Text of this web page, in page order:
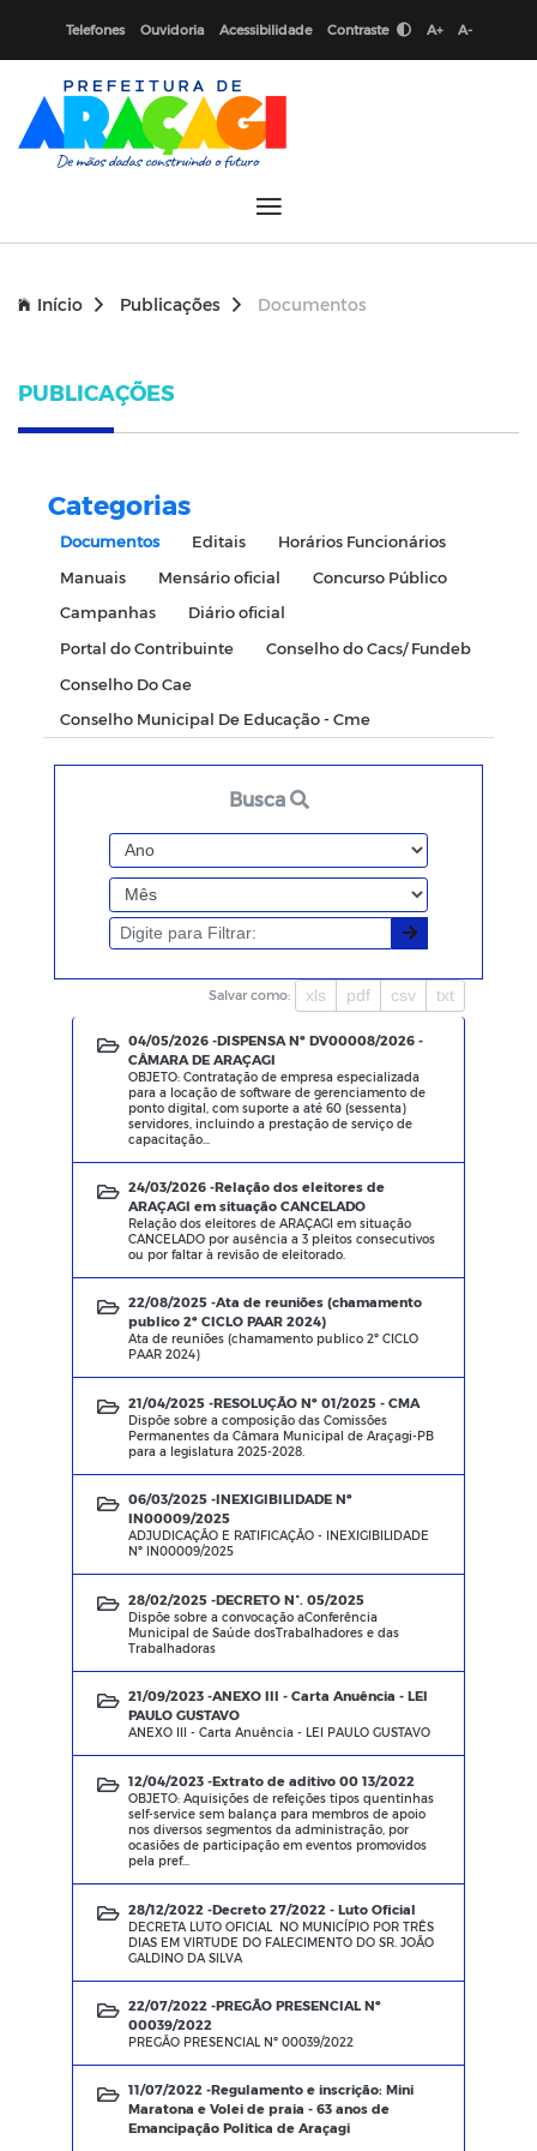
Telefones Ouvidoria Acessibilidade Contraste A+ A-
Início Publicações Documentos
PUBLICAÇÕES
Categorias
Documentos Editais
Horários Funcionários
Manuais
Mensário oficial
Concurso Público
Campanhas
Diário oficial
Portal do Contribuinte
Conselho do Cacs/ Fundeb
Conselho Do Cae
Conselho Municipal De Educação - Cme
Busca
Salvar como: xls pdf csv txt
04/05/2026 -DISPENSA Nº DV00008/2026 -
CÂMARA DE ARAÇAGI
OBJETO: Contratação de empresa especializada
para a locação de software de gerenciamento de
ponto digital, com suporte a até 60 (sessenta)
servidores, incluindo a prestação de serviço de
capacitação...
24/03/2026 -Relação dos eleitores de
ARAÇAGI em situação CANCELADO
Relação dos eleitores de ARAÇAGI em situação
CANCELADO por ausência a 3 pleitos consecutivos
ou por faltar à revisão de eleitorado.
22/08/2025 -Ata de reuniões (chamamento
publico 2º CICLO PAAR 2024)
Ata de reuniões (chamamento publico 2º CICLO
PAAR 2024)
21/04/2025 -RESOLUÇÃO Nº 01/2025 - CMA
Dispõe sobre a composição das Comissões
Permanentes da Câmara Municipal de Araçagi-PB
para a legislatura 2025-2028.
06/03/2025 -INEXIGIBILIDADE Nº
IN00009/2025
ADJUDICAÇÃO E RATIFICAÇÃO - INEXIGIBILIDADE
Nº IN00009/2025
28/02/2025 -DECRETO N°. 05/2025
Dispõe sobre a convocação aConferência
Municipal de Saúde dosTrabalhadores e das
Trabalhadoras
21/09/2023 -ANEXO III - Carta Anuência - LEI
PAULO GUSTAVO
ANEXO III - Carta Anuência - LEI PAULO GUSTAVO
12/04/2023 -Extrato de aditivo 00 13/2022
OBJETO: Aquisições de refeições tipos quentinhas
self-service sem balança para membros de apoio
nos diversos segmentos da administração, por
ocasiões de participação em eventos promovidos
pela pref...
28/12/2022 -Decreto 27/2022 - Luto Oficial
DECRETA LUTO OFICIAL NO MUNICÍPIO POR TRÊS
DIAS EM VIRTUDE DO FALECIMENTO DO SR. JOÃO
GALDINO DA SILVA
22/07/2022 -PREGÃO PRESENCIAL Nº
00039/2022
PREGÃO PRESENCIAL Nº 00039/2022
11/07/2022 -Regulamento e inscrição: Mini
Maratona e Volei de praia - 63 anos de
Emancipação Politica de Araçagi